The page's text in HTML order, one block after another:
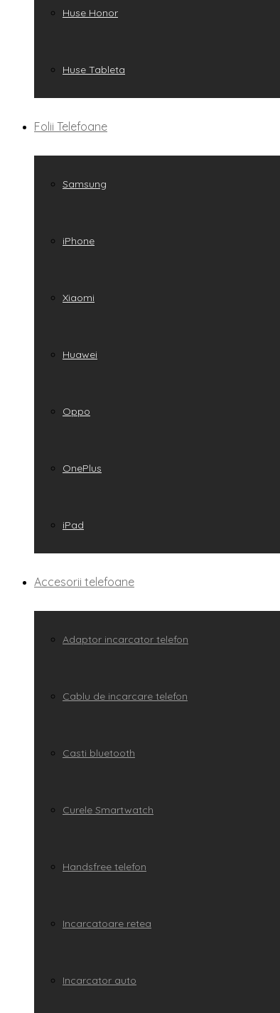
Huse Honor
Huse Tableta
Folii Telefoane
Samsung
iPhone
Xiaomi
Huawei
Oppo
OnePlus
iPad
Accesorii telefoane
Adaptor incarcator telefon
Cablu de incarcare telefon
Casti bluetooth
Curele Smartwatch
Handsfree telefon
Incarcatoare retea
Incarcator auto